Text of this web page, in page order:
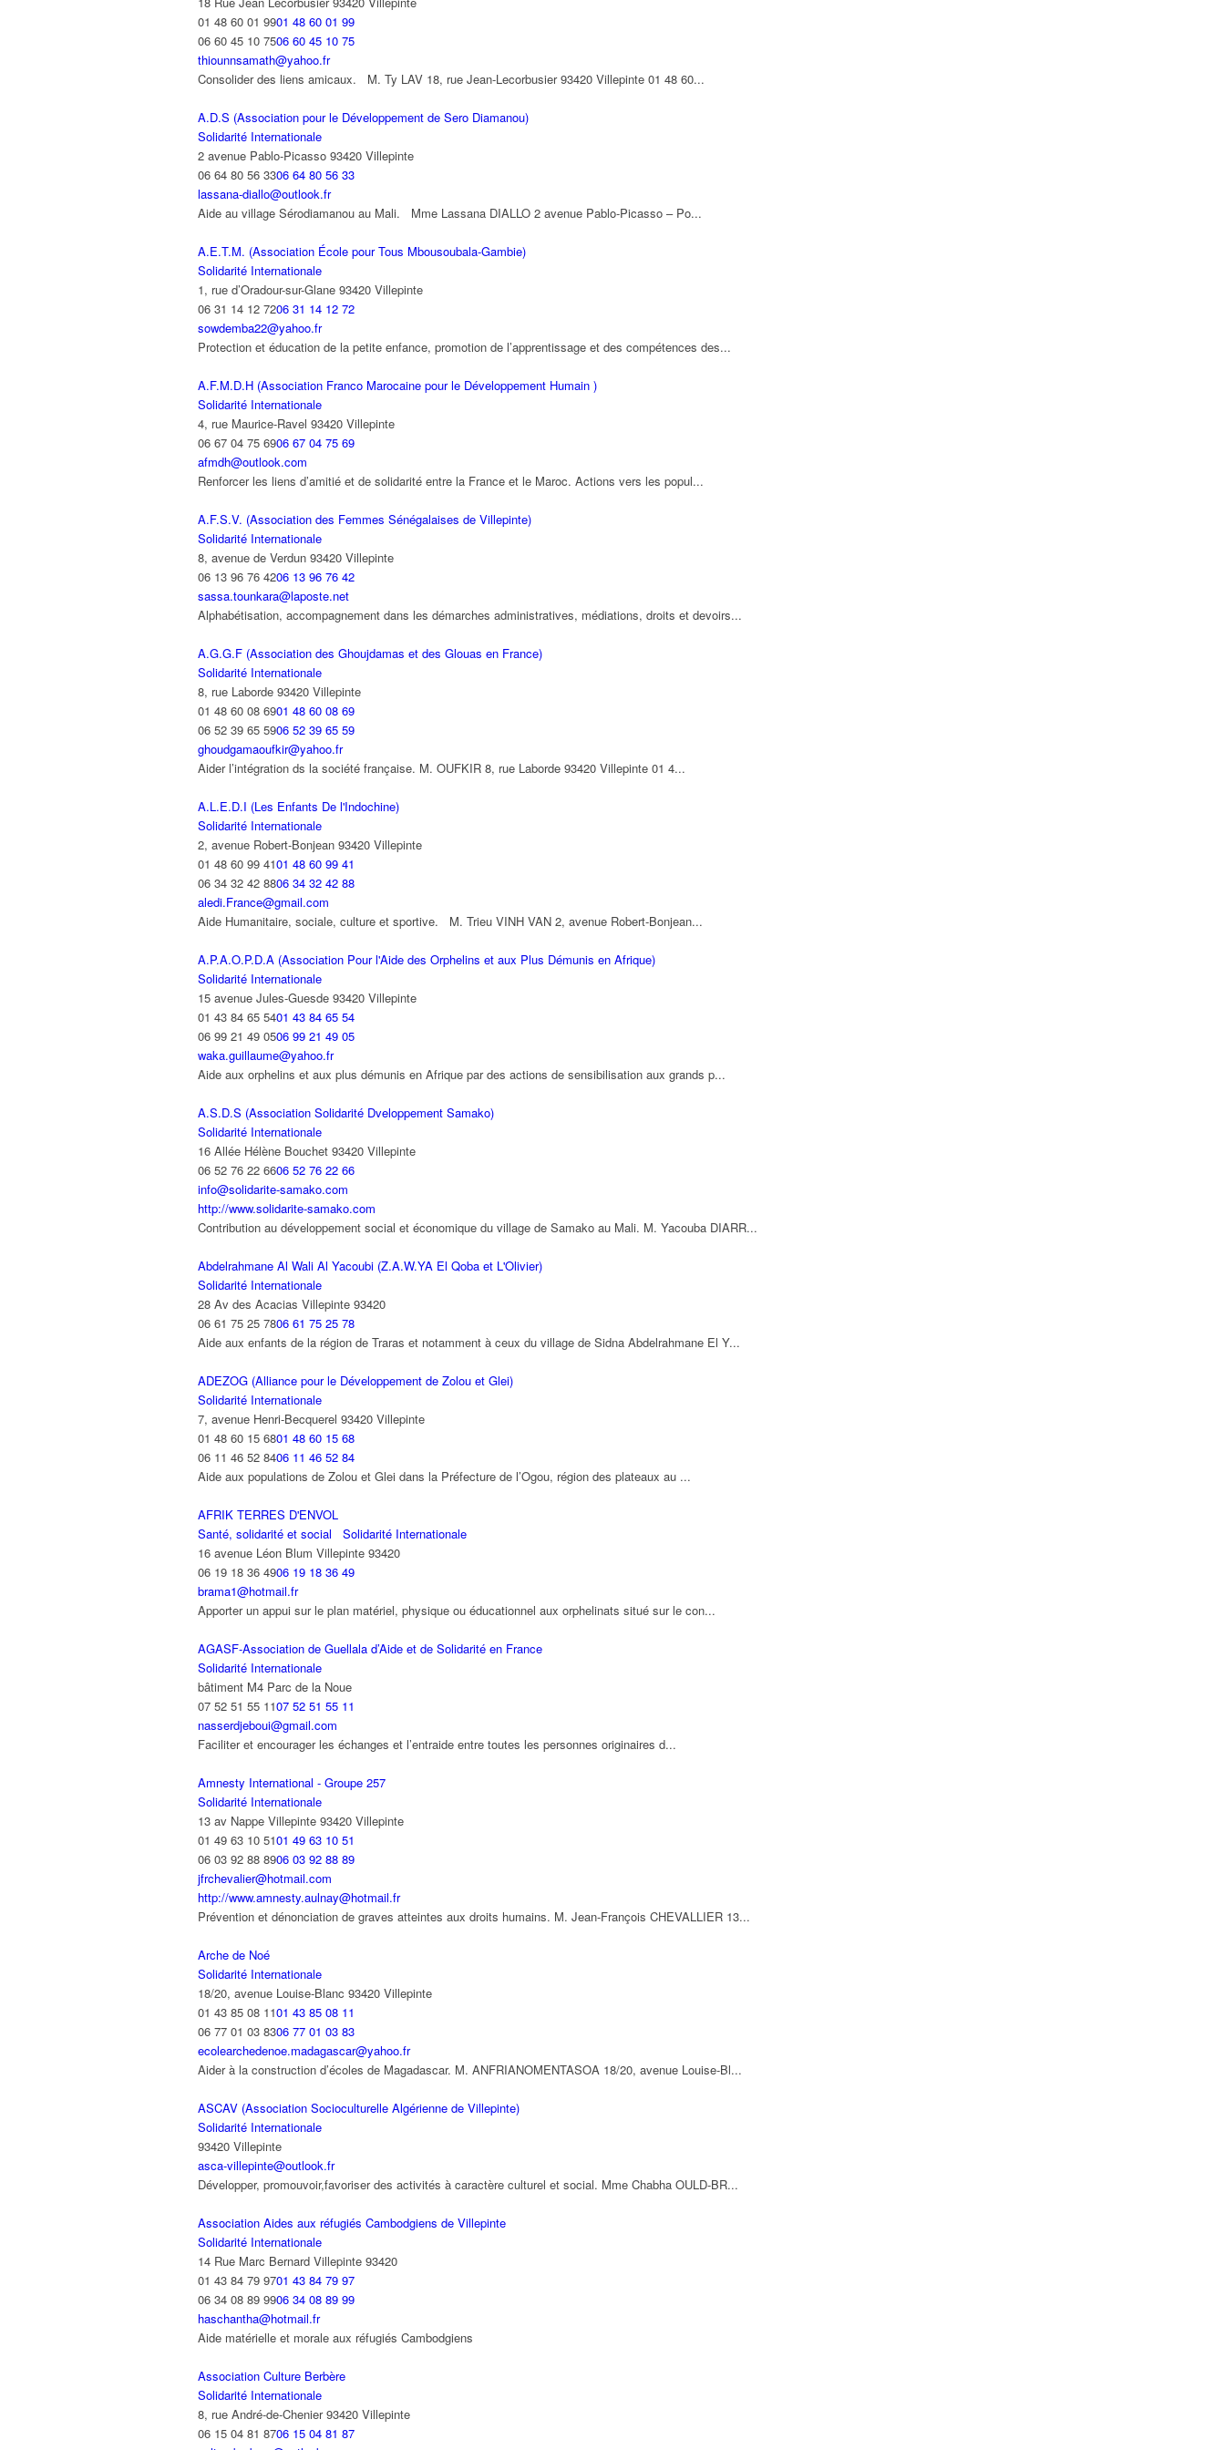
01 48 60 01 9901 48 60 01 99
06 60 45 10 7506 60 45 10 75
thiounnsamath@yahoo.fr
Consolider des liens amicaux. M. Ty LAV 18, rue Jean-Lecorbusier 93420 Villepinte 01 48 60...
A.D.S (Association pour le Développement de Sero Diamanou)
Solidarité Internationale
2 avenue Pablo-Picasso 93420 Villepinte
06 64 80 56 3306 64 80 56 33
lassana-diallo@outlook.fr
Aide au village Sérodiamanou au Mali. Mme Lassana DIALLO 2 avenue Pablo-Picasso – Po...
A.E.T.M. (Association École pour Tous Mbousoubala-Gambie)
Solidarité Internationale
1, rue d’Oradour-sur-Glane 93420 Villepinte
06 31 14 12 7206 31 14 12 72
sowdemba22@yahoo.fr
Protection et éducation de la petite enfance, promotion de l’apprentissage et des compétences des...
A.F.M.D.H (Association Franco Marocaine pour le Développement Humain )
Solidarité Internationale
4, rue Maurice-Ravel 93420 Villepinte
06 67 04 75 6906 67 04 75 69
afmdh@outlook.com
Renforcer les liens d’amitié et de solidarité entre la France et le Maroc. Actions vers les popul...
A.F.S.V. (Association des Femmes Sénégalaises de Villepinte)
Solidarité Internationale
8, avenue de Verdun 93420 Villepinte
06 13 96 76 4206 13 96 76 42
sassa.tounkara@laposte.net
Alphabétisation, accompagnement dans les démarches administratives, médiations, droits et devoirs...
A.G.G.F (Association des Ghoujdamas et des Glouas en France)
Solidarité Internationale
8, rue Laborde 93420 Villepinte
01 48 60 08 6901 48 60 08 69
06 52 39 65 5906 52 39 65 59
ghoudgamaoufkir@yahoo.fr
Aider l’intégration ds la société française. M. OUFKIR 8, rue Laborde 93420 Villepinte 01 4...
A.L.E.D.I (Les Enfants De l'Indochine)
Solidarité Internationale
2, avenue Robert-Bonjean 93420 Villepinte
01 48 60 99 4101 48 60 99 41
06 34 32 42 8806 34 32 42 88
aledi.France@gmail.com
Aide Humanitaire, sociale, culture et sportive. M. Trieu VINH VAN 2, avenue Robert-Bonjean...
A.P.A.O.P.D.A (Association Pour l'Aide des Orphelins et aux Plus Démunis en Afrique)
Solidarité Internationale
15 avenue Jules-Guesde 93420 Villepinte
01 43 84 65 5401 43 84 65 54
06 99 21 49 0506 99 21 49 05
waka.guillaume@yahoo.fr
Aide aux orphelins et aux plus démunis en Afrique par des actions de sensibilisation aux grands p...
A.S.D.S (Association Solidarité Dveloppement Samako)
Solidarité Internationale
16 Allée Hélène Bouchet 93420 Villepinte
06 52 76 22 6606 52 76 22 66
info@solidarite-samako.com
http://www.solidarite-samako.com
Contribution au développement social et économique du village de Samako au Mali. M. Yacouba DIARR...
Abdelrahmane Al Wali Al Yacoubi (Z.A.W.YA El Qoba et L'Olivier)
Solidarité Internationale
28 Av des Acacias Villepinte 93420
06 61 75 25 7806 61 75 25 78
Aide aux enfants de la région de Traras et notamment à ceux du village de Sidna Abdelrahmane El Y...
ADEZOG (Alliance pour le Développement de Zolou et Glei)
Solidarité Internationale
7, avenue Henri-Becquerel 93420 Villepinte
01 48 60 15 6801 48 60 15 68
06 11 46 52 8406 11 46 52 84
Aide aux populations de Zolou et Glei dans la Préfecture de l’Ogou, région des plateaux au ...
AFRIK TERRES D'ENVOL
Santé, solidarité et social
Solidarité Internationale
16 avenue Léon Blum Villepinte 93420
06 19 18 36 4906 19 18 36 49
brama1@hotmail.fr
Apporter un appui sur le plan matériel, physique ou éducationnel aux orphelinats situé sur le con...
AGASF-Association de Guellala d’Aide et de Solidarité en France
Solidarité Internationale
bâtiment M4 Parc de la Noue
07 52 51 55 1107 52 51 55 11
nasserdjeboui@gmail.com
Faciliter et encourager les échanges et l’entraide entre toutes les personnes originaires d...
Amnesty International - Groupe 257
Solidarité Internationale
13 av Nappe Villepinte 93420 Villepinte
01 49 63 10 5101 49 63 10 51
06 03 92 88 8906 03 92 88 89
jfrchevalier@hotmail.com
http://www.amnesty.aulnay@hotmail.fr
Prévention et dénonciation de graves atteintes aux droits humains. M. Jean-François CHEVALLIER 13...
Arche de Noé
Solidarité Internationale
18/20, avenue Louise-Blanc 93420 Villepinte
01 43 85 08 1101 43 85 08 11
06 77 01 03 8306 77 01 03 83
ecolearchedenoe.madagascar@yahoo.fr
Aider à la construction d’écoles de Magadascar. M. ANFRIANOMENTASOA 18/20, avenue Louise-Bl...
ASCAV (Association Socioculturelle Algérienne de Villepinte)
Solidarité Internationale
93420 Villepinte
asca-villepinte@outlook.fr
Développer, promouvoir,favoriser des activités à caractère culturel et social. Mme Chabha OULD-BR...
Association Aides aux réfugiés Cambodgiens de Villepinte
Solidarité Internationale
14 Rue Marc Bernard Villepinte 93420
01 43 84 79 9701 43 84 79 97
06 34 08 89 9906 34 08 89 99
haschantha@hotmail.fr
Aide matérielle et morale aux réfugiés Cambodgiens
Association Culture Berbère
Solidarité Internationale
8, rue André-de-Chenier 93420 Villepinte
06 15 04 81 8706 15 04 81 87